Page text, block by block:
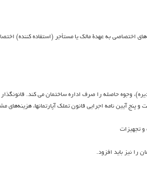
به عهدة مالك يا مستأجر (استفاده كننده)
وجوه حاصله را صرف اداره ساختمان مي كند.
آيين نامه اجرايي قانون تملك آپارتمانها، هزينه‌هاي
و تجهيزات
را نيز بايد افزود.